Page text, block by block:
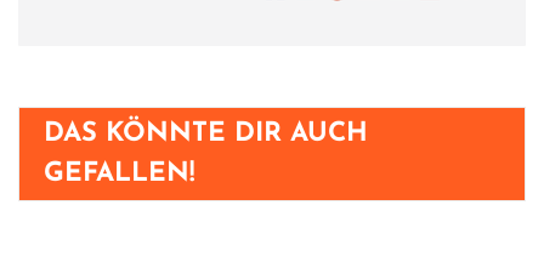
DAS KÖNNTE DIR AUCH
GEFALLEN!